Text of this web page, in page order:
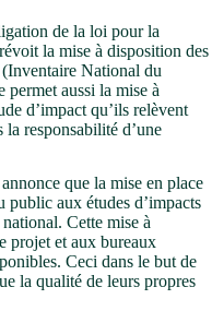
de la loi pour la
la mise à disposition des
National du
aussi la mise à
d’impact qu’ils relèvent
la responsabilité d’une
que la mise en place
public aux études d’impacts
Cette mise à
projet et aux bureaux
Ceci dans le but de
la qualité de leurs propres